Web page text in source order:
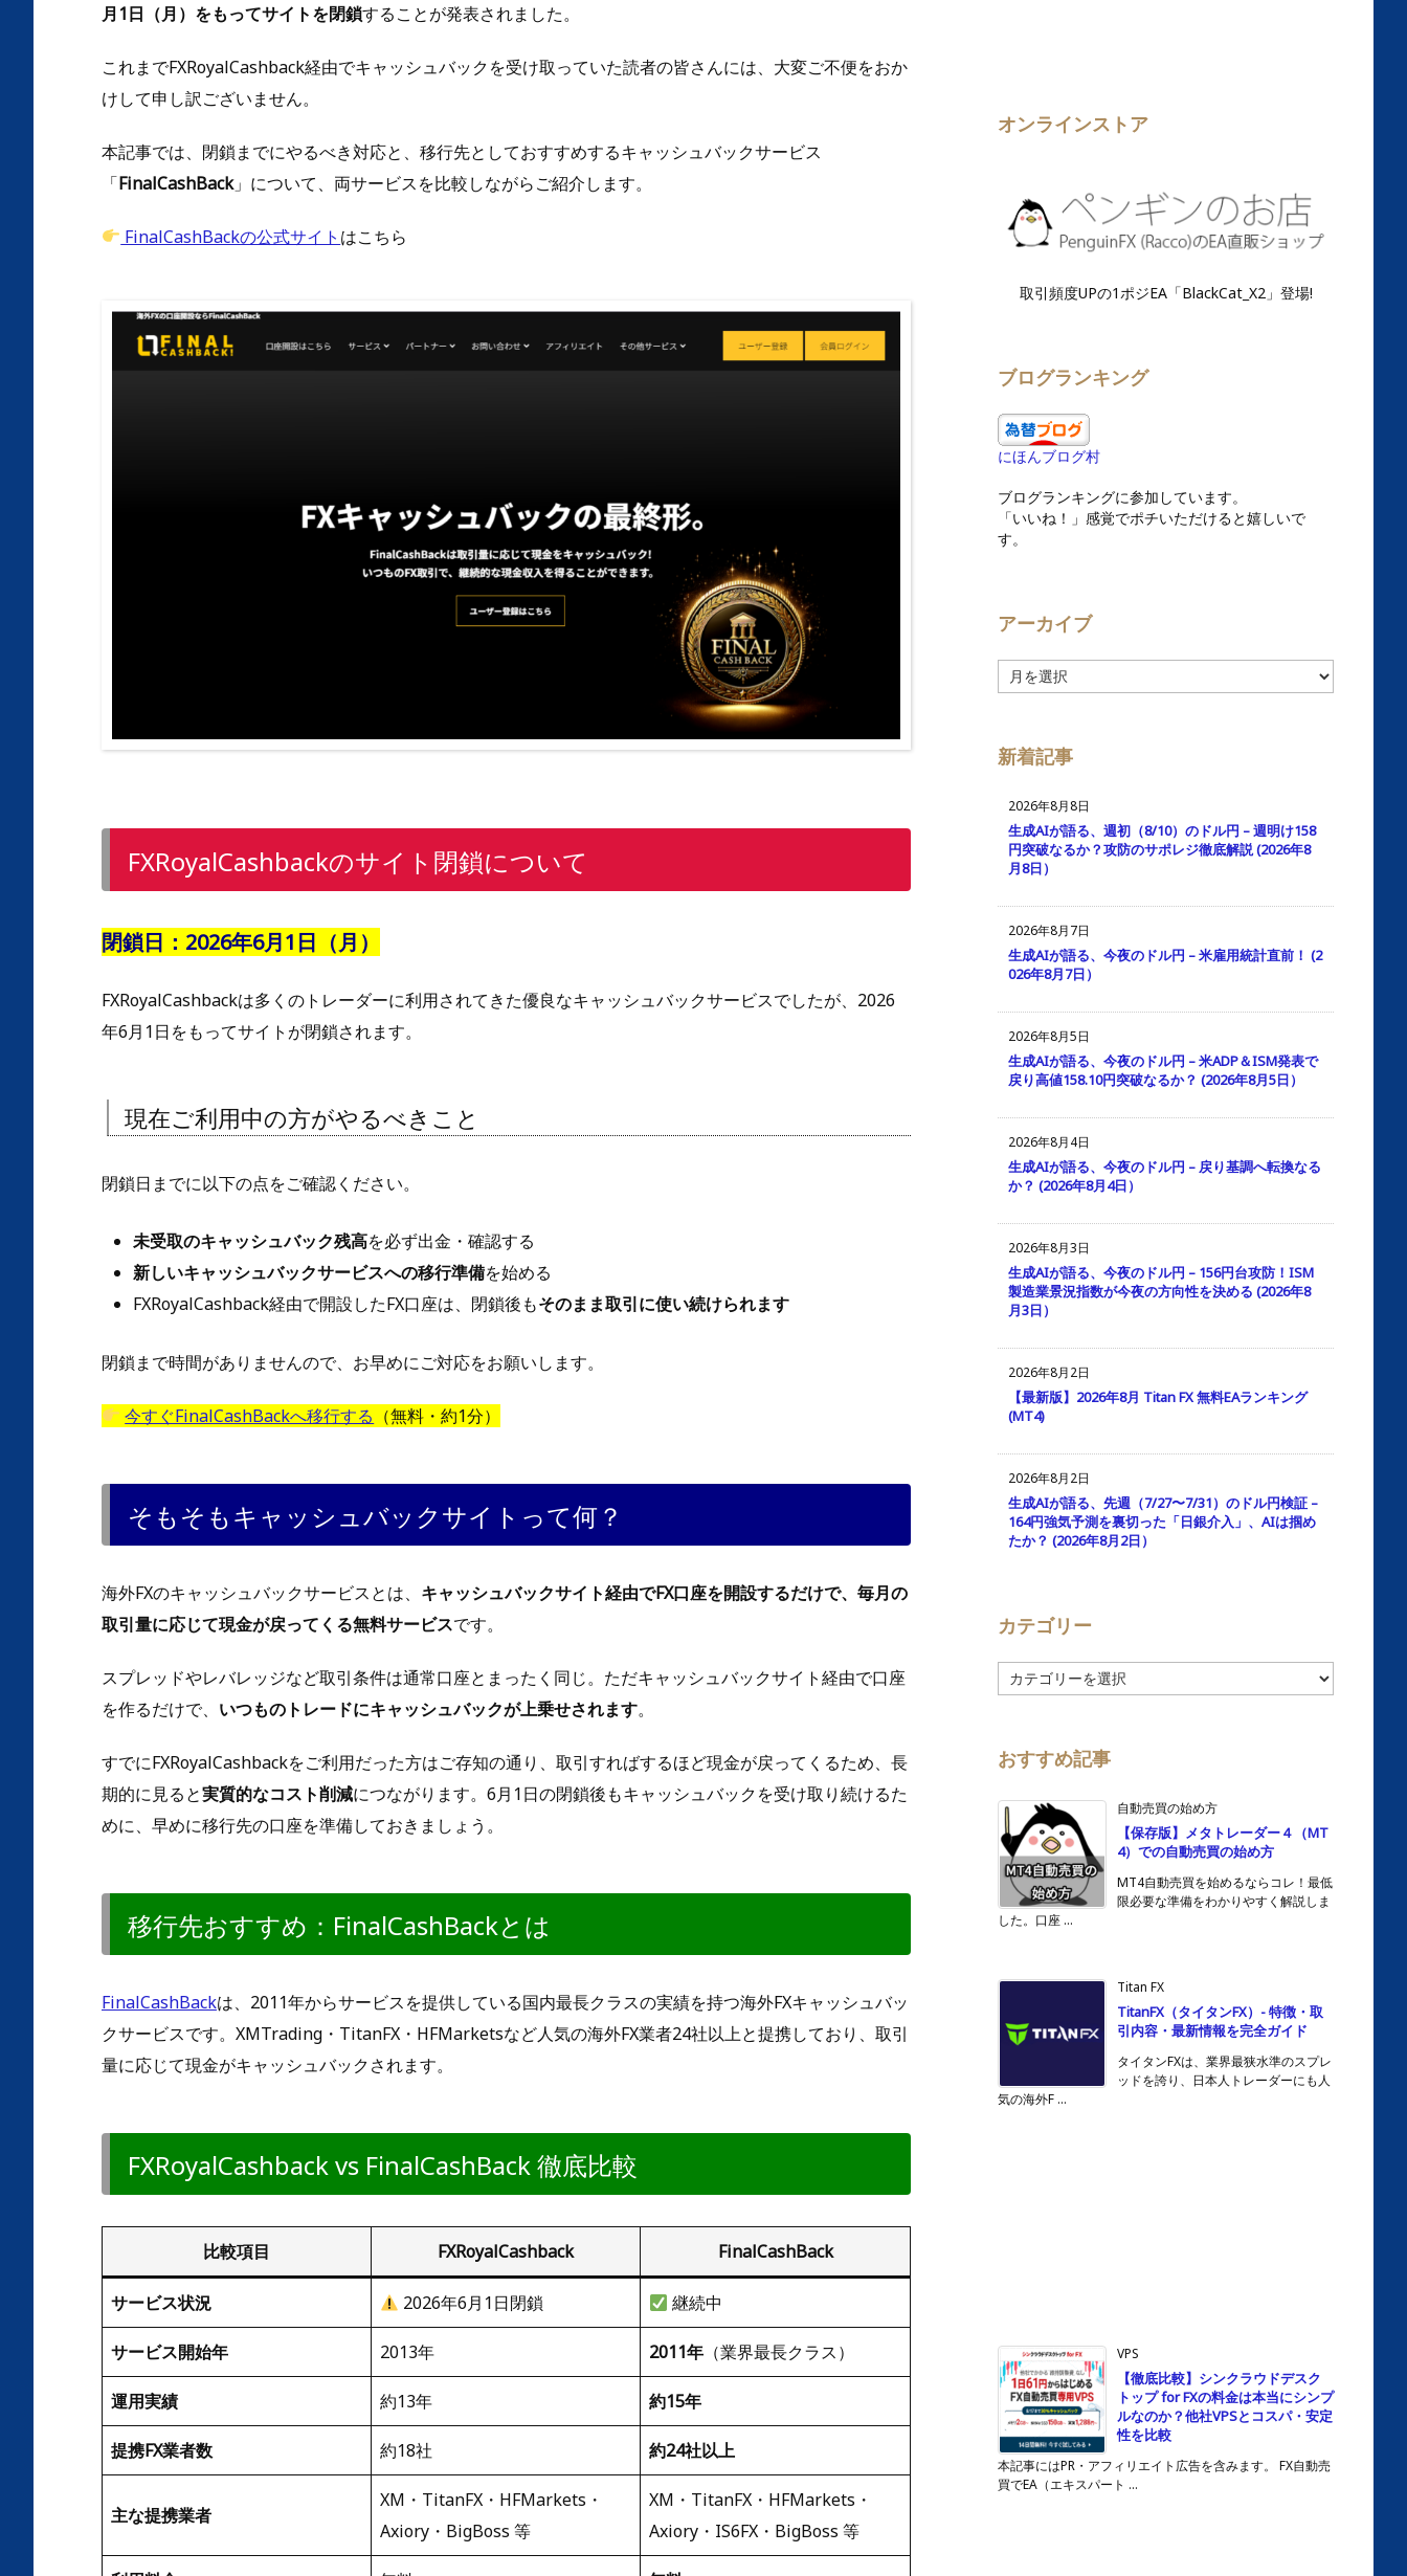
月1日（月）をもってサイトを閉鎖することが発表されました。
これまでFXRoyalCashback経由でキャッシュバックを受け取っていた読者の皆さんには、大変ご不便をおか
けして申し訳ございません。
本記事では、閉鎖までにやるべき対応と、移行先としておすすめするキャッシュバックサービス
「FinalCashBack」について、両サービスを比較しながらご紹介します。
FinalCashBackの公式サイト はこちら
FXRoyalCashbackのサイト閉鎖について
閉鎖日：2026年6月1日（月）
FXRoyalCashbackは多くのトレーダーに利用されてきた優良なキャッシュバックサービスでしたが、2026
年6月1日をもってサイトが閉鎖されます。
現在ご利用中の方がやるべきこと
閉鎖日までに以下の点をご確認ください。
未受取のキャッシュバック残高を必ず出金・確認する
新しいキャッシュバックサービスへの移行準備を始める
FXRoyalCashback経由で開設したFX口座は、閉鎖後もそのまま取引に使い続けられます
閉鎖まで時間がありませんので、お早めにご対応をお願いします。
今すぐFinalCashBackへ移行する （無料・約1分）
そもそもキャッシュバックサイトって何？
海外FXのキャッシュバックサービスとは、 キャッシュバックサイト経由でFX口座を開設するだけで、毎月の
取引量に応じて現金が戻ってくる無料サービスです。
スプレッドやレバレッジなど取引条件は通常口座とまったく同じ。ただキャッシュバックサイト経由で口座
を作るだけで、 いつものトレードにキャッシュバックが上乗せされます。
すでにFXRoyalCashbackをご利用だった方はご存知の通り、取引すればするほど現金が戻ってくるため、長
期的に見ると実質的なコスト削減につながります。6月1日の閉鎖後もキャッシュバックを受け取り続けるた
めに、早めに移行先の口座を準備しておきましょう。
移行先おすすめ：FinalCashBackとは
FinalCashBackは、2011年からサービスを提供している国内最長クラスの実績を持つ海外FXキャッシュバッ
クサービスです。XMTrading・TitanFX・HFMarketsなど人気の海外FX業者24社以上と提携しており、取引
量に応じて現金がキャッシュバックされます。
FXRoyalCashback vs FinalCashBack 徹底比較
比較項目 FXRoyalCashback FinalCashBack
サービス状況 2026年6月1日閉鎖 継続中
サービス開始年 2013年 2011年 （業界最長クラス）
運用実績 約13年 約15年
提携FX業者数 約18社 約24社以上
主な提携業者
XM・TitanFX・HFMarkets・
Axiory・BigBoss 等
XM・TitanFX・HFMarkets・
Axiory・IS6FX・BigBoss 等
オンラインストア
取引頻度UPの1ポジEA「BlackCat_X2」登場!
ブログランキング
にほんブログ村
ブログランキングに参加しています。
「いいね！」感覚でポチいただけると嬉しいで
す。
アーカイブ
ー
ブ
新着記事
2026年8月8日
生成AIが語る、週初（8/10）のドル円 – 週明け158
円突破なるか？攻防のサポレジ徹底解説 (2026年8
月8日）
2026年8月7日
生成AIが語る、今夜のドル円 – 米雇用統計直前！ (2
026年8月7日）
2026年8月5日
生成AIが語る、今夜のドル円 – 米ADP＆ISM発表で
戻り高値158.10円突破なるか？ (2026年8月5日）
2026年8月4日
生成AIが語る、今夜のドル円 – 戻り基調へ転換なる
か？ (2026年8月4日）
2026年8月3日
生成AIが語る、今夜のドル円 – 156円台攻防！ISM
製造業景況指数が今夜の方向性を決める (2026年8
月3日）
2026年8月2日
【最新版】2026年8月 Titan FX 無料EAランキング
(MT4)
2026年8月2日
生成AIが語る、先週（7/27〜7/31）のドル円検証 –
164円強気予測を裏切った「日銀介入」、AIは掴め
たか？ (2026年8月2日）
カテゴリー
カ
テ
ー
おすすめ記事
自動売買の始め方
【保存版】メタトレーダー４（MT
4）での自動売買の始め方
MT4自動売買を始めるならコレ！最低
限必要な準備をわかりやすく解説しま
した。口座 ...
Titan FX
TitanFX（タイタンFX）- 特徴・取
引内容・最新情報を完全ガイド
タイタンFXは、業界最狭水準のスプレ
ッドを誇り、日本人トレーダーにも人
気の海外F ...
VPS
【徹底比較】シンクラウドデスク
トップ for FXの料金は本当にシンプ
ルなのか？他社VPSとコスパ・安定
性を比較
本記事にはPR・アフィリエイト広告を含みます。 FX自動売
買でEA（エキスパート ...